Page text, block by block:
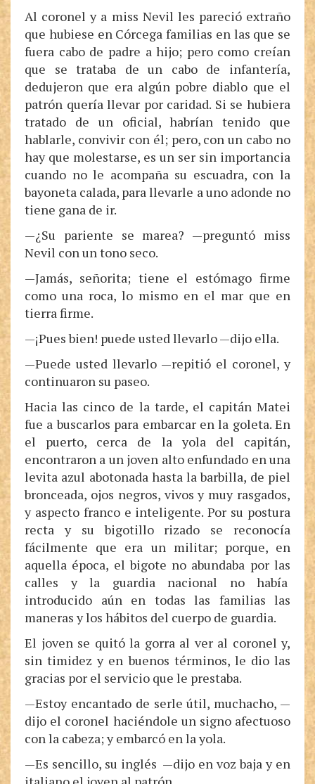
Al coronel y a miss Nevil les pareció extraño
que hubiese en Córcega familias en las que se
fuera cabo de padre a hijo; pero como creían
que se trataba de un cabo de infantería,
dedujeron que era algún pobre diablo que el
patrón quería llevar por caridad. Si se hubiera
tratado de un oficial, habrían tenido que
hablarle, convivir con él; pero, con un cabo no
hay que molestarse, es un ser sin importancia
cuando no le acompaña su escuadra, con la
bayoneta calada, para llevarle a uno adonde no
tiene gana de ir.
—¿Su pariente se marea? —preguntó miss
Nevil con un tono seco.
—Jamás, señorita; tiene el estómago firme
como una roca, lo mismo en el mar que en
tierra firme.
—¡Pues bien! puede usted llevarlo —dijo ella.
—Puede usted llevarlo —repitió el coronel, y
continuaron su paseo.
Hacia las cinco de la tarde, el capitán Matei
fue a buscarlos para embarcar en la goleta. En
el puerto, cerca de la yola del capitán,
encontraron a un joven alto enfundado en una
levita azul abotonada hasta la barbilla, de piel
bronceada, ojos negros, vivos y muy rasgados,
y aspecto franco e inteligente. Por su postura
recta y su bigotillo rizado se reconocía
fácilmente que era un militar; porque, en
aquella época, el bigote no abundaba por las
calles y la guardia nacional no había
introducido aún en todas las familias las
maneras y los hábitos del cuerpo de guardia.
El joven se quitó la gorra al ver al coronel y,
sin timidez y en buenos términos, le dio las
gracias por el servicio que le prestaba.
—Estoy encantado de serle útil, muchacho, —
dijo el coronel haciéndole un signo afectuoso
con la cabeza; y embarcó en la yola.
—Es sencillo, su inglés —dijo en voz baja y en